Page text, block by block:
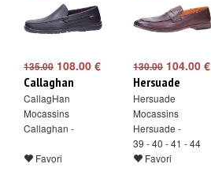
135.00 108.00 €
Callaghan
CallagHan
Mocassins
Callaghan -
Favori
130.00104.00 €
Hersuade
Hersuade
Mocassins
Hersuade -
39 - 40 - 41 - 44
Favori